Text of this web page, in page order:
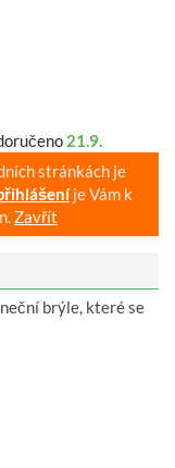
21.9.
stránkách je
je Vám k
Zavřít
brýle, které se